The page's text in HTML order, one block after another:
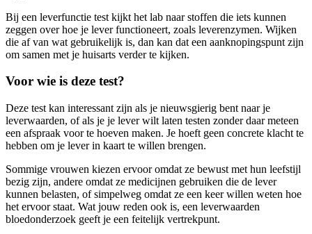
Bij een leverfunctie test kijkt het lab naar stoffen die iets kunnen
zeggen over hoe je lever functioneert, zoals leverenzymen. Wijken
die af van wat gebruikelijk is, dan kan dat een aanknopingspunt zijn
om samen met je huisarts verder te kijken.
Voor wie is deze test?
Deze test kan interessant zijn als je nieuwsgierig bent naar je
leverwaarden, of als je je lever wilt laten testen zonder daar meteen
een afspraak voor te hoeven maken. Je hoeft geen concrete klacht te
hebben om je lever in kaart te willen brengen.
Sommige vrouwen kiezen ervoor omdat ze bewust met hun leefstijl
bezig zijn, andere omdat ze medicijnen gebruiken die de lever
kunnen belasten, of simpelweg omdat ze een keer willen weten hoe
het ervoor staat. Wat jouw reden ook is, een leverwaarden
bloedonderzoek geeft je een feitelijk vertrekpunt.